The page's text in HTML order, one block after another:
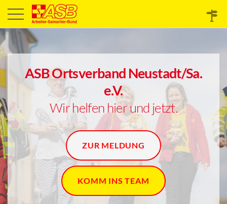
ASB Ortsverband Neustadt/Sa.
e.V.
Wir helfen hier und jetzt.
ZUR MELDUNG
KOMM INS TEAM